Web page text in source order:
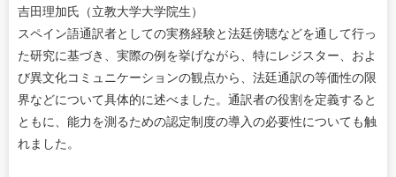
吉田理加氏（立教大学大学院生）
スペイン語通訳者としての実務経験と法廷傍聴などを通して行っ
た研究に基づき、実際の例を挙げながら、特にレジスター、およ
び異文化コミュニケーションの観点から、法廷通訳の等価性の限
界などについて具体的に述べました。通訳者の役割を定義すると
ともに、能力を測るための認定制度の導入の必要性についても触
れました。